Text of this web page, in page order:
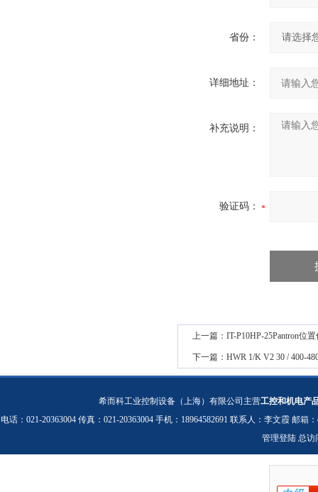
省份：
详细地址：
补充说明：
验证码：
上一篇： IT-P10HP-25Pantron位
下一篇： HWR 1/K V2 30 / 400-
希而科工业控制设备（上海）有限公司主营工控和机电产
电话：021-20363004 传真：021-20363004 手机：18964582691 联系人：李文霞 邮箱：
管理登陆 总访